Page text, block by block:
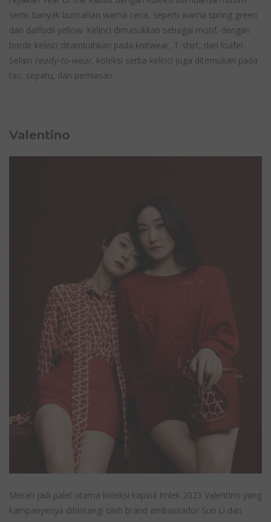
semi: banyak buncahan warna ceria, seperti warna spring green
dan daffodil yellow. Kelinci dimasukkan sebagai motif, dengan
bordir kelinci ditambahkan pada knitwear, T-shirt, dan loafer.
Selain ready-to-wear, koleksi serba kelinci juga ditemukan pada
tas, sepatu, dan perhiasan.
Valentino
Merah jadi palet utama koleksi kapsul Imlek 2023 Valentino yang
kampanyenya dibintangi oleh brand ambassador Sun Li dan